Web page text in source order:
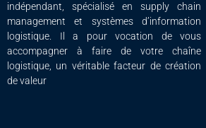
indépendant, spécialisé en supply chain
management et systèmes d’information
logistique. Il a pour vocation de vous
accompagner à faire de votre chaîne
logistique, un véritable facteur de création
de valeur